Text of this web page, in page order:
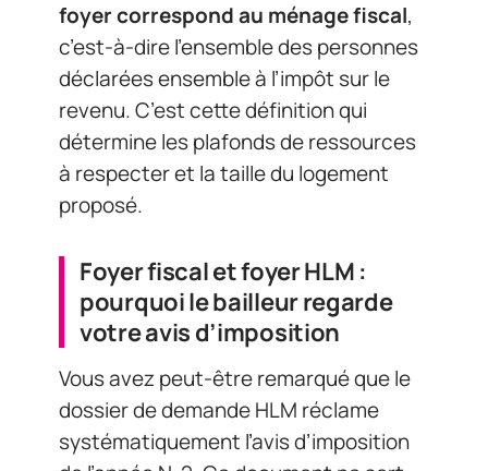
foyer correspond au ménage fiscal,
c’est-à-dire l’ensemble des personnes
déclarées ensemble à l’impôt sur le
revenu. C’est cette définition qui
détermine les plafonds de ressources
à respecter et la taille du logement
proposé.
Foyer fiscal et foyer HLM :
pourquoi le bailleur regarde
votre avis d’imposition
Vous avez peut-être remarqué que le
dossier de demande HLM réclame
systématiquement l’avis d’imposition